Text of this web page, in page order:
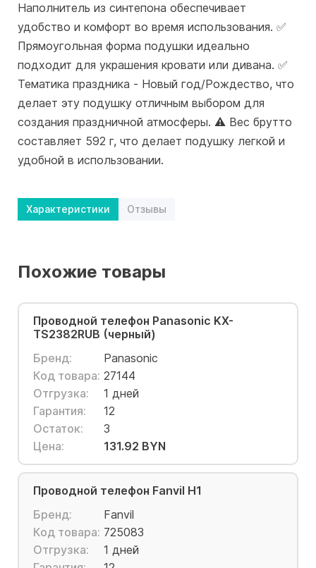
Наполнитель из синтепона обеспечивает
удобство и комфорт во время использования. ✅
Прямоугольная форма подушки идеально
подходит для украшения кровати или дивана. ✅
Тематика праздника - Новый год/Рождество, что
делает эту подушку отличным выбором для
создания праздничной атмосферы. ⚠️ Вес брутто
составляет 592 г, что делает подушку легкой и
удобной в использовании.
Характеристики Отзывы
Похожие товары
Проводной телефон Panasonic KX-
TS2382RUB (черный)
Бренд:
Panasonic
Код товара: 27144
Отгрузка:
1 дней
Гарантия:
12
Остаток:
3
Цена:
131.92 BYN
Проводной телефон Fanvil H1
Бренд:
Fanvil
Код товара: 725083
Отгрузка:
1 дней